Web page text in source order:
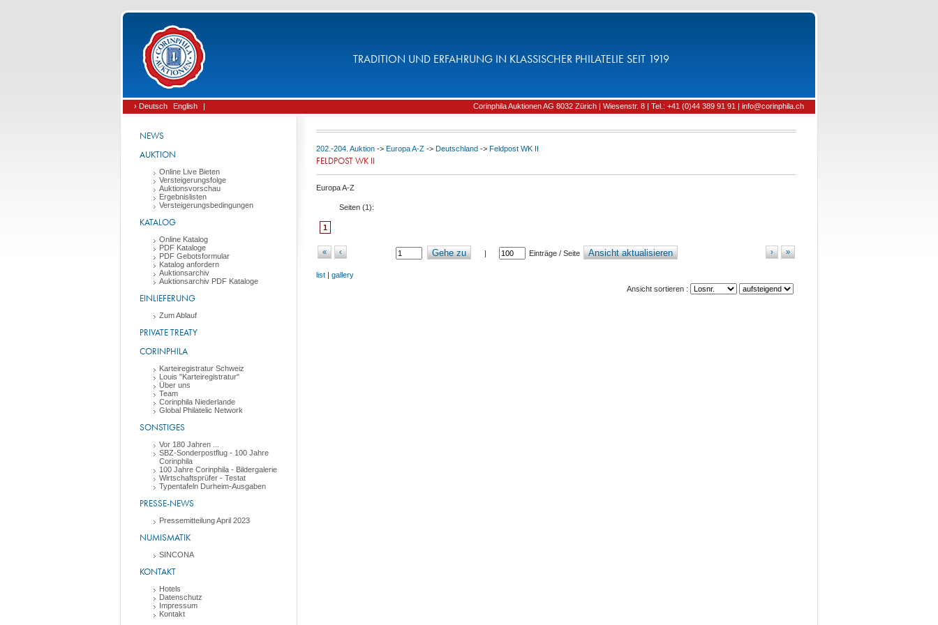
TRADITION UND ERFAHRUNG IN KLASSISCHER PHILATELIE SEIT 1919
› Deutsch English | Corinphila Auktionen AG 8032 Zürich | Wiesenstr. 8 | Tel.: +41 (0)44 389 91 91 | info@corinphila.ch
NEWS
AUKTION
Online Live Bieten
Versteigerungsfolge
Auktionsvorschau
Ergebnislisten
Versteigerungsbedingungen
KATALOG
Online Katalog
PDF Kataloge
PDF Gebotsformular
Katalog anfordern
Auktionsarchiv
Auktionsarchiv PDF Kataloge
EINLIEFERUNG
Zum Ablauf
PRIVATE TREATY
CORINPHILA
Karteiregistratur Schweiz
Louis "Karteiregistratur"
Über uns
Team
Corinphila Niederlande
Global Philatelic Network
SONSTIGES
Vor 180 Jahren ...
SBZ-Sonderpostflug - 100 Jahre
Corinphila
100 Jahre Corinphila - Bildergalerie
Wirtschaftsprüfer - Testat
Typentafeln Durheim-Ausgaben
PRESSE-NEWS
Pressemitteilung April 2023
NUMISMATIK
SINCONA
KONTAKT
Hotels
Datenschutz
Impressum
Kontakt
202.-204. Auktion -> Europa A-Z -> Deutschland -> Feldpost WK II
FELDPOST WK II
Europa A-Z
Seiten (1):
1
« ‹ Gehe zu | Einträge / Seite Ansicht aktualisieren »
›
list | gallery
Ansicht sortieren :